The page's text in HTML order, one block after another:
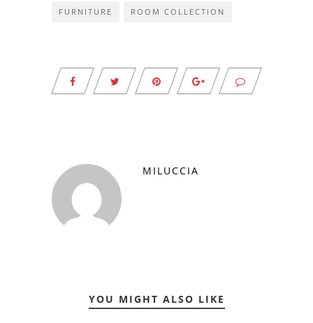
FURNITURE ROOM COLLECTION
MILUCCIA
YOU MIGHT ALSO LIKE